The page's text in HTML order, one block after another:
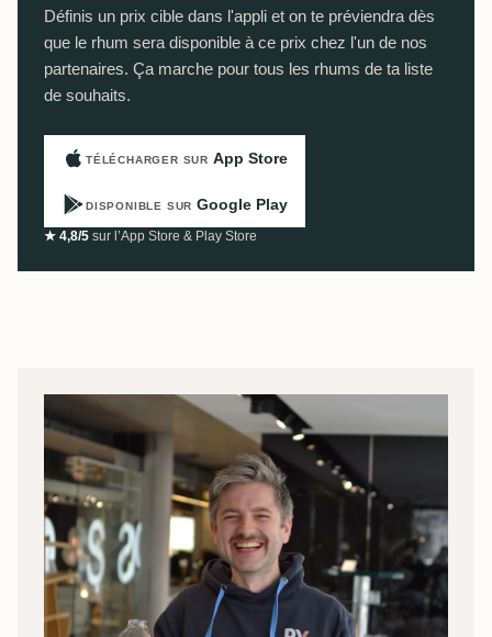
Définis un prix cible dans l'appli et on te préviendra dès
que le rhum sera disponible à ce prix chez l'un de nos
partenaires. Ça marche pour tous les rhums de ta liste
de souhaits.
TÉLÉCHARGER SUR App Store
DISPONIBLE SUR Google Play
★ 4,8/5 sur l’App Store & Play Store